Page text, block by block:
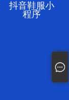
抖音鞋服小
程序